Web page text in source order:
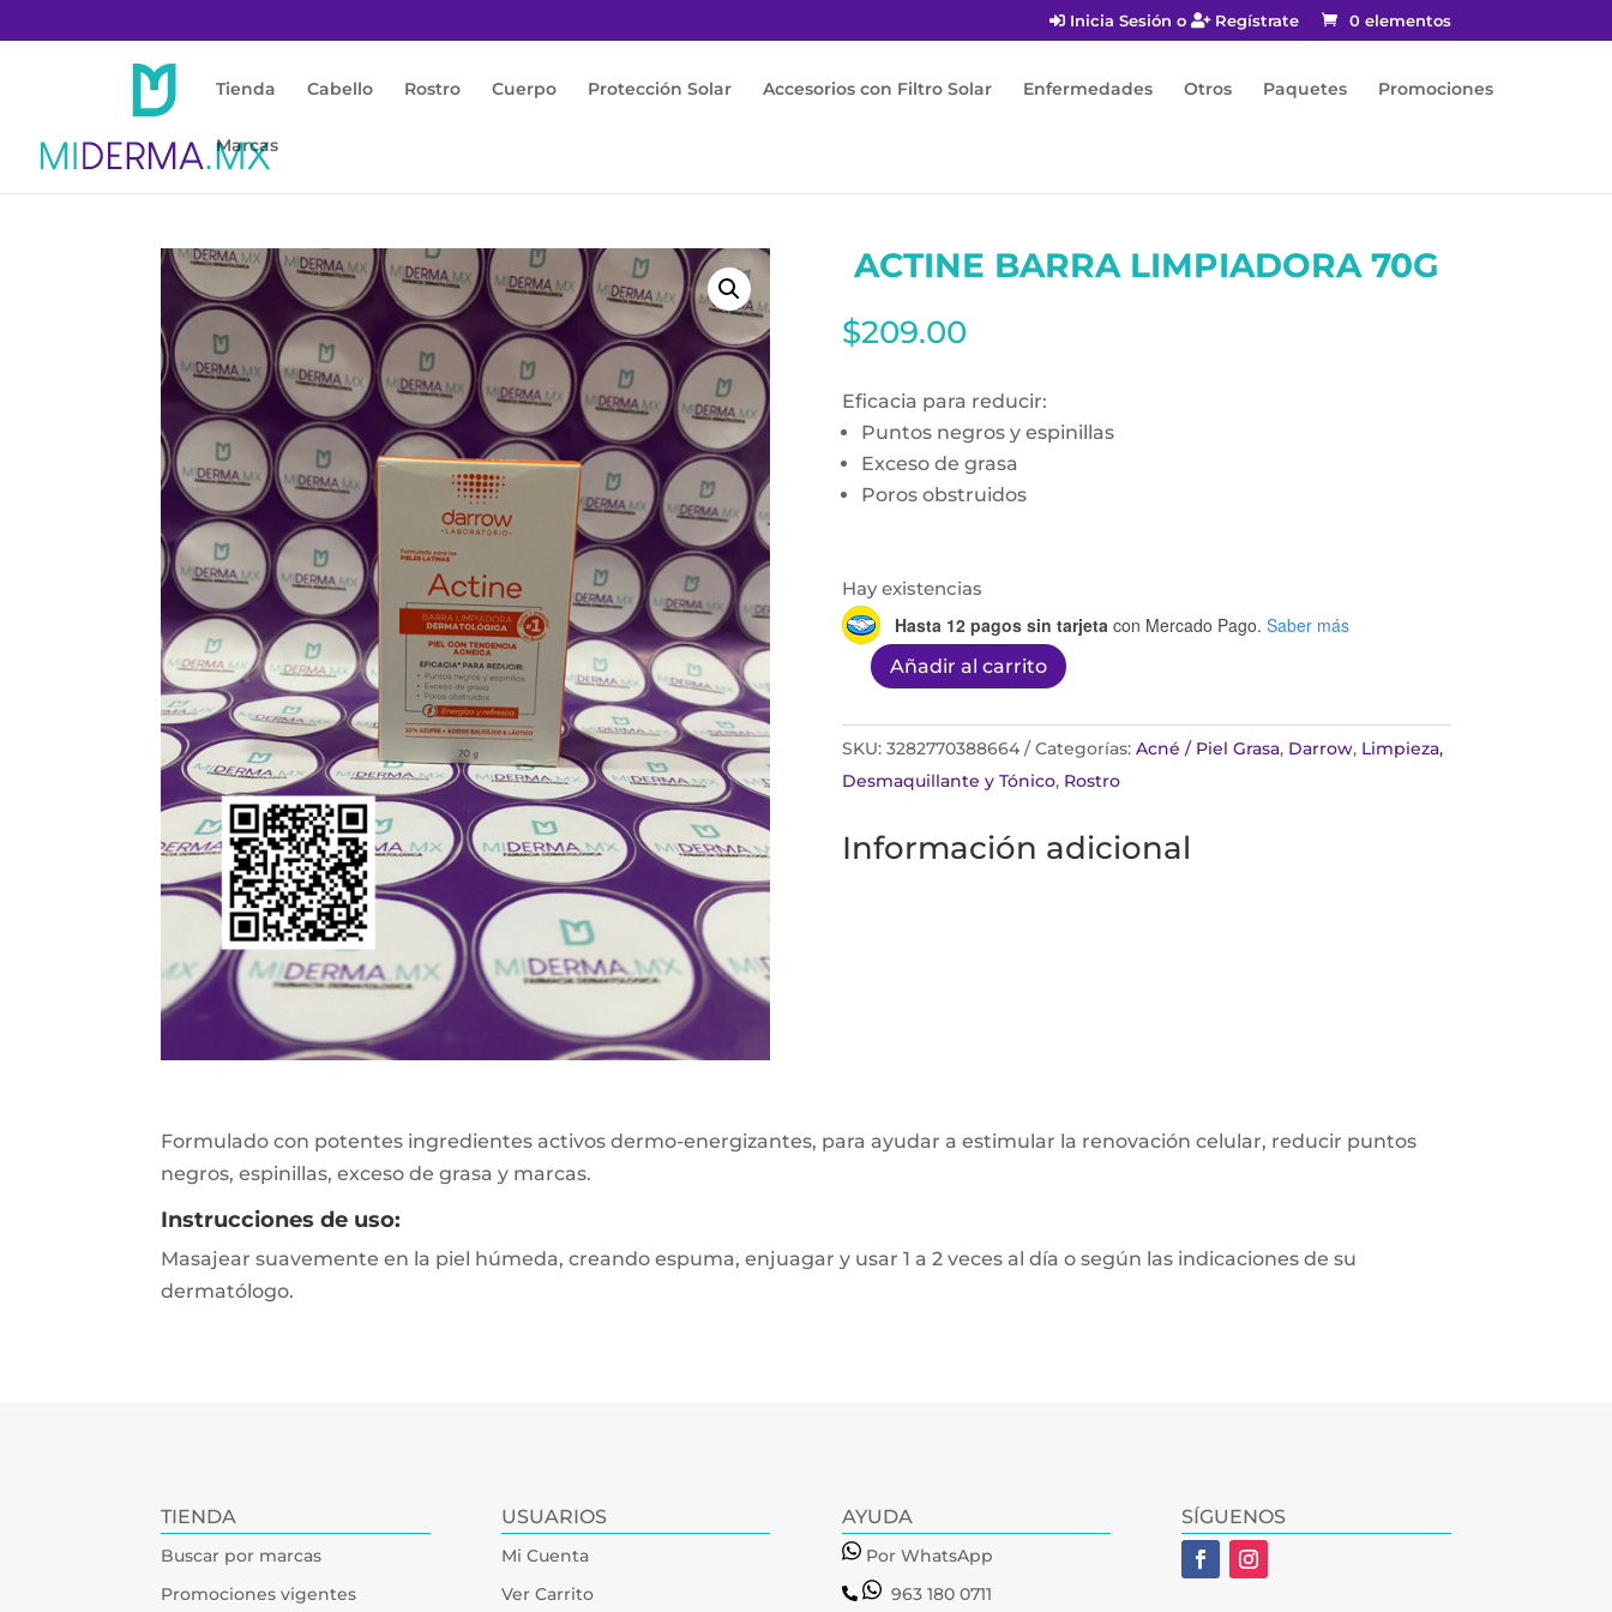
Inicia Sesión o Regístrate 0 elementos
Tienda Cabello Rostro Cuerpo Protección Solar Accesorios con Filtro Solar Enfermedades Otros Paquetes Promociones
Marcas
ACTINE BARRA LIMPIADORA 70G
$209.00
Eficacia para reducir:
Puntos negros y espinillas
Exceso de grasa
Poros obstruidos
Hay existencias
Hasta 12 pagos sin tarjeta con Mercado Pago. Saber más
Actine
limpiadora
70g
Añadir al carrito
SKU: 3282770388664 Categorías: Acné / Piel Grasa, Darrow, Limpieza,
Desmaquillante y Tónico, Rostro
Información adicional
Formulado con potentes ingredientes activos dermo-energizantes, para ayudar a estimular la renovación celular, reducir puntos
negros, espinillas, exceso de grasa y marcas.
Instrucciones de uso:
Masajear suavemente en la piel húmeda, creando espuma, enjuagar y usar 1 a 2 veces al día o según las indicaciones de su
dermatólogo.
TIENDA
Buscar por marcas
Promociones vigentes
USUARIOS
Mi Cuenta
Ver Carrito
AYUDA
Por WhatsApp
963 180 0711
SÍGUENOS